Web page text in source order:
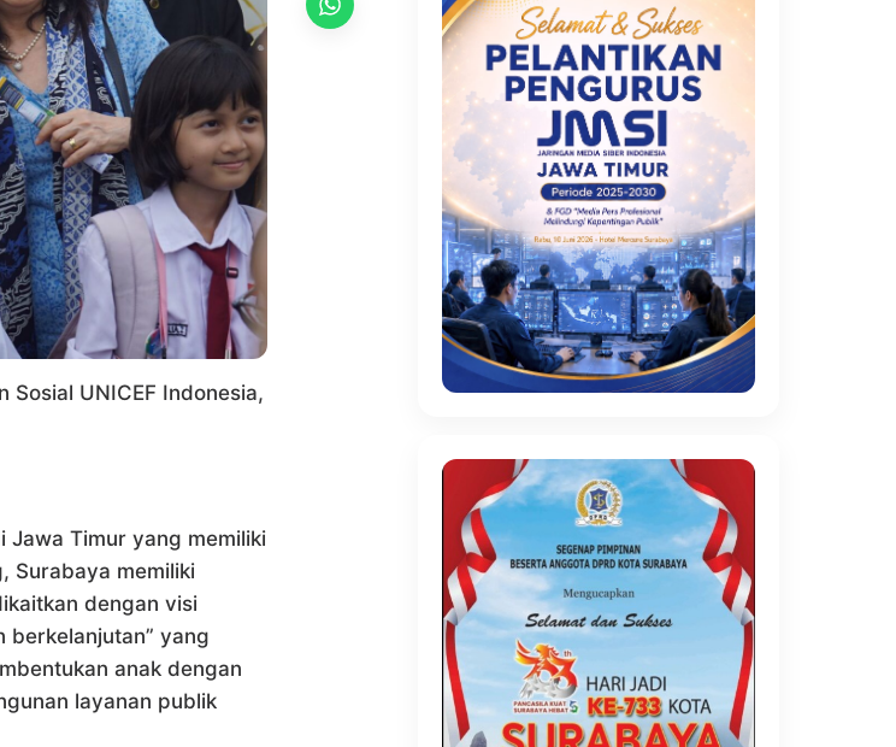
Sosial UNICEF Indonesia,
Jawa Timur yang memiliki
Surabaya memiliki
dengan visi
berkelanjutan” yang
anak dengan
layanan publik